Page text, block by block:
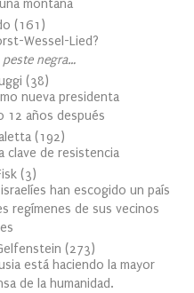
montaña
(161 )
Wessel-Lied?
negra…
(38)
nueva presidenta
12 años después
(192)
clave de resistencia
(3)
han escogido un país
regímenes de sus vecinos
(273)
está haciendo la mayor
de la humanidad.